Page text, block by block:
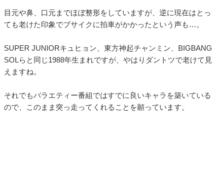
目元や鼻、口元までほぼ整形をしていますが、逆に現在はとっ
ても老けた印象でブサイクに拍車がかかったという声も…。
SUPER JUNIORキュヒョン、東方神起チャンミン、BIGBANG
SOLらと同じ1988年生まれですが、やはりダントツで老けて見
えますね。
それでもバラエティー番組ではすでに良いキャラを築いている
ので、このまま突っ走ってくれることを願っています。